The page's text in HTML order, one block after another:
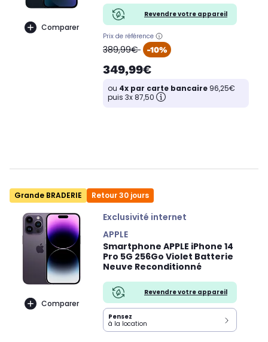
Comparer
Revendre votre appareil
Prix de référence
oldPrice
389,99€ -10%
349,99€
ou 4x par carte bancaire 96,25€
puis 3x 87,50
Grande BRADERIE Retour 30 jours
Comparer
Exclusivité internet
APPLE
Smartphone APPLE iPhone 14
Pro 5G 256Go Violet Batterie
Neuve Reconditionné
Revendre votre appareil
Pensez
à la location